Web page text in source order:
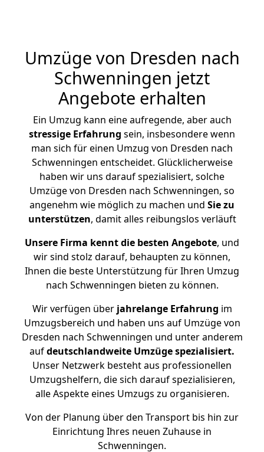
Umzüge von Dresden nach
Schwenningen jetzt
Angebote erhalten
Ein Umzug kann eine aufregende, aber auch
stressige Erfahrung sein, insbesondere wenn
man sich für einen Umzug von Dresden nach
Schwenningen entscheidet. Glücklicherweise
haben wir uns darauf spezialisiert, solche
Umzüge von Dresden nach Schwenningen, so
angenehm wie möglich zu machen und Sie zu
unterstützen, damit alles reibungslos verläuft
Unsere Firma kennt die besten Angebote, und
wir sind stolz darauf, behaupten zu können,
Ihnen die beste Unterstützung für Ihren Umzug
nach Schwenningen bieten zu können.
Wir verfügen überjahrelange Erfahrung im
Umzugsbereich und haben uns auf Umzüge von
Dresden nach Schwenningen und unter anderem
aufdeutschlandweite Umzüge spezialisiert.
Unser Netzwerk besteht aus professionellen
Umzugshelfern, die sich darauf spezialisieren,
alle Aspekte eines Umzugs zu organisieren.
Von der Planung über den Transport bis hin zur
Einrichtung Ihres neuen Zuhause in
Schwenningen.